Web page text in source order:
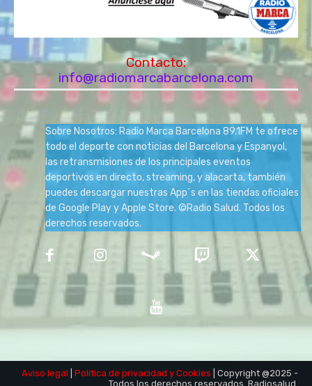
Contacto:
info@radiomarcabarcelona.com
Sobre Nosotros: Radio Marca Barcelona 89.1FM te ofrece
todo el deporte con noticias del Barcelona y Espanyol,
las retransmisiones de los principales eventos
deportivos en directo, streaming, y alacarta, también
puedes descargar nuestras App´s en las tiendas oficiales
de Google Play y Apple Store. ©Radio Salud. Todos los
derechos reservados.
Aviso legal Política de privacidad y Cookies
| Copyright @2025 -
Todos los derechos reservados. Radiosalud.